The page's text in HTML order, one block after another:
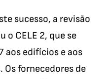
sucesso, a revisão
o CELE 2, que se
aos edifícios e aos
fornecedores de